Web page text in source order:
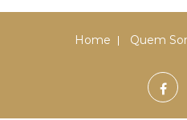
Home Quem